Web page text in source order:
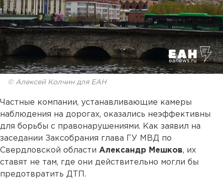
© Алексей Колчин для ЕАН
Частные компании, устанавливающие камеры
наблюдения на дорогах, оказались неэффективны
для борьбы с правонарушениями. Как заявил на
заседании Заксобрания глава ГУ МВД по
Свердловской области Александр Мешков, их
ставят не там, где они действительно могли бы
предотвратить ДТП.